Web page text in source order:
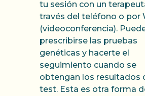
tu sesión con un
través del teléfono o por
(videoconferencia).
prescribirse las pruebas
genéticas y hacerte el
seguimiento cuando se
obtengan los resultados
test. Esta es otra forma